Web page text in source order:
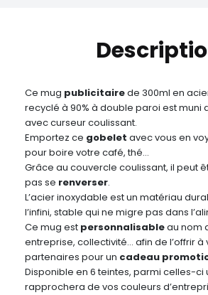
Ce mug publicitairede 300ml en
recyclé à 90% à double paroi est muni
avec curseur coulissant.
Emportez ce gobelet avec vous en
pour boire votre café, thé…
Grâce au couvercle coulissant, il peut
pas se renverser.
L’acier inoxydable est un matériau
l’infini, stable qui ne migre pas dans
Ce mug est personnalisableau nom
entreprise, collectivité… afin de l’offrir à
partenaires pour un cadeau
Disponible en 6 teintes, parmi celles-ci
rapprochera de vos couleurs